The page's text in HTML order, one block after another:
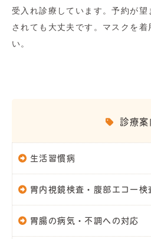
受入れ診療しています。予約が
されても大丈夫です。マスクを着
い。
診療案
生活習慣病
胃内視鏡検査・腹部エコー検
胃腸の病気・不調への対応